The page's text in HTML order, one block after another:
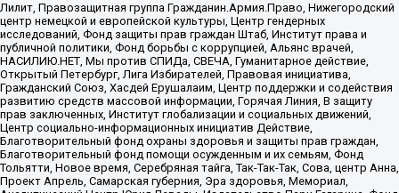
Лилит, Правозащитная группа Гражданин.Армия.Право, Нижегородский
центр немецкой и европейской культуры, Центр гендерных
исследований, Фонд защиты прав граждан Штаб, Институт права и
публичной политики, Фонд борьбы с коррупцией, Альянс врачей,
НАСИЛИЮ.НЕТ, Мы против СПИДа, СВЕЧА, Гуманитарное действие,
Открытый Петербург, Лига Избирателей, Правовая инициатива,
Гражданский Союз, Хасдей Ерушалаим, Центр поддержки и содействия
развитию средств массовой информации, Горячая Линия, В защиту
прав заключенных, Институт глобализации и социальных движений,
Центр социально-информационных инициатив Действие,
Благотворительный фонд охраны здоровья и защиты прав граждан,
Благотворительный фонд помощи осужденным и их семьям, Фонд
Тольятти, Новое время, Серебряная тайга, Так-Так-Так, Сова, центр Анна,
Проект Апрель, Самарская губерния, Эра здоровья, Мемориал,